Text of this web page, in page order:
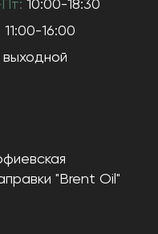
10:00-18:30
11:00-16:00
выходной
"Brent Oil"